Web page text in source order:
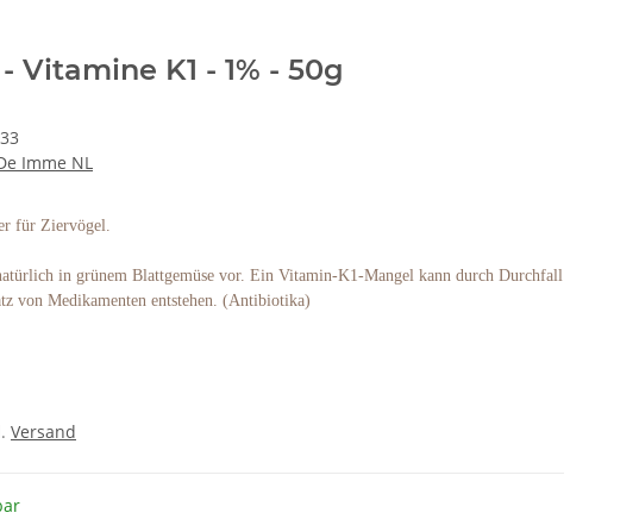
Vitamine K1 - 1% - 50g
Imme NL
für Ziervögel.
in grünem Blattgemüse vor. Ein Vitamin-K1-Mangel kann durch Durchfall
von Medikamenten entstehen. (Antibiotika)
Versand